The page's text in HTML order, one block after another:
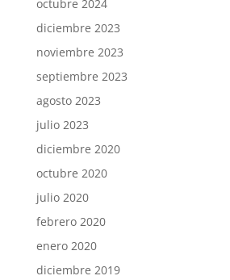
octubre 2024
diciembre 2023
noviembre 2023
septiembre 2023
agosto 2023
julio 2023
diciembre 2020
octubre 2020
julio 2020
febrero 2020
enero 2020
diciembre 2019